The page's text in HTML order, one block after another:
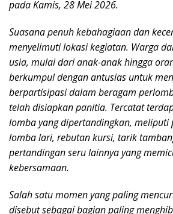
pada Kamis, 28 Mei 2026.
Suasana penuh kebahagiaan dan
menyelimuti lokasi kegiatan. Warga
usia, mulai dari anak-anak hingga
berkumpul dengan antusias untuk
berpartisipasi dalam beragam
telah disiapkan panitia. Tercatat
lomba yang dipertandingkan, meliputi
lomba lari, rebutan kursi, tarik
pertandingan seru lainnya yang
kebersamaan.
Salah satu momen yang paling
disebut sebagai bagian paling